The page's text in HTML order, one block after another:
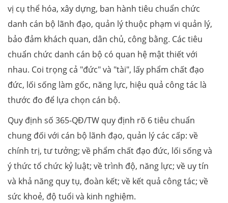
vị cụ thể hóa, xây dựng, ban hành tiêu chuẩn chức
danh cán bộ lãnh đạo, quản lý thuộc phạm vi quản lý,
bảo đảm khách quan, dân chủ, công bằng. Các tiêu
chuẩn chức danh cán bộ có quan hệ mật thiết với
nhau. Coi trọng cả "đức" và "tài", lấy phẩm chất đạo
đức, lối sống làm gốc, năng lực, hiệu quả công tác là
thước đo để lựa chọn cán bộ.
Quy định số 365-QĐ/TW quy định rõ 6 tiêu chuẩn
chung đối với cán bộ lãnh đạo, quản lý các cấp: về
chính trị, tư tưởng; về phẩm chất đạo đức, lối sống và
ý thức tổ chức kỷ luật; về trình độ, năng lực; về uy tín
và khả năng quy tụ, đoàn kết; về kết quả công tác; về
sức khoẻ, độ tuổi và kinh nghiệm.